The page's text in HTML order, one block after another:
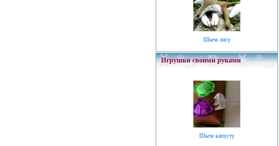
Шьем лису
Игрушки своими руками
Шьем капусту